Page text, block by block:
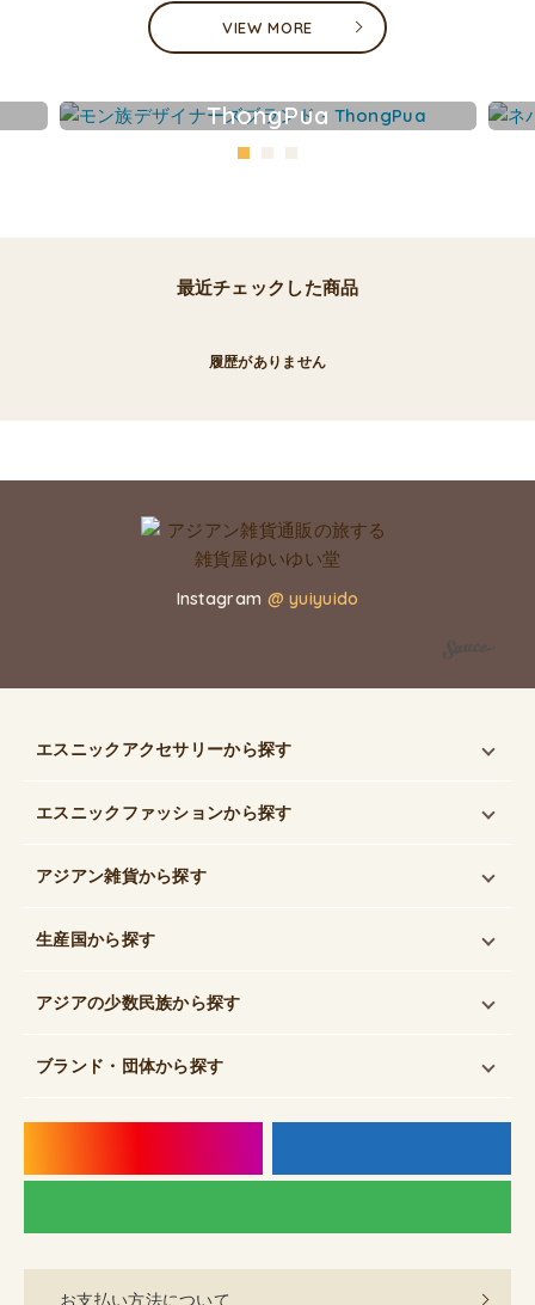
VIEW MORE
ThongPua
最近チェックした商品
履歴がありません
Instagram @ yuiyuido
エスニックアクセサリーから探す
エスニックファッションから探す
アジアン雑貨から探す
生産国から探す
アジアの少数民族から探す
ブランド・団体から探す
お支払い方法について